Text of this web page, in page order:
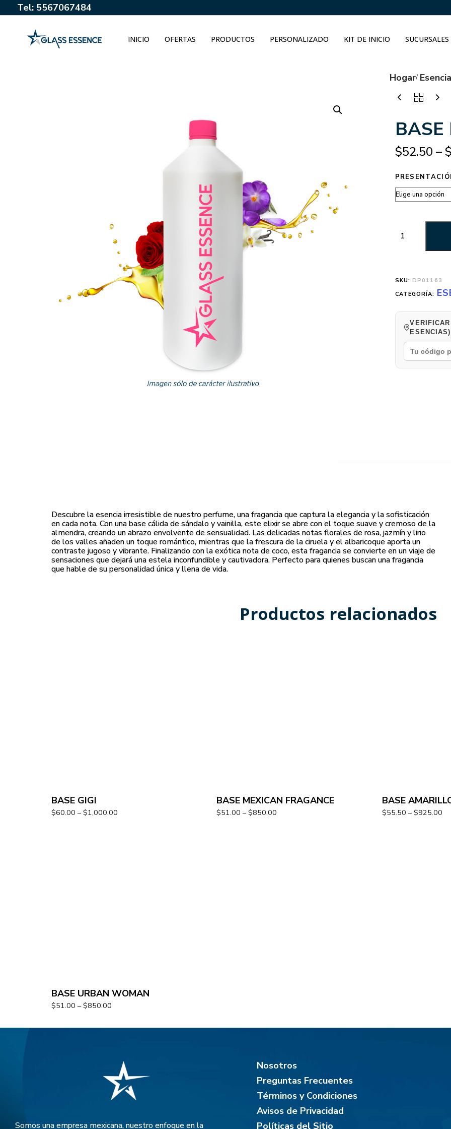
Tel: 5567067484
INICIO OFERTAS PRODUCTOS PERSONALIZADO KIT DE INICIO SUCURSALES
Hogar
BASE
$52.50 –
SKU: DP01163
CATEGORÍA:
ESENCIAS)
Descubre la esencia irresistible de nuestro perfume, una fragancia que captura la elegancia y la sofisticación
en cada nota. Con una base cálida de sándalo y vainilla, este elixir se abre con el toque suave y cremoso de la
almendra, creando un abrazo envolvente de sensualidad. Las delicadas notas florales de rosa, jazmín y lirio
de los valles añaden un toque romántico, mientras que la frescura de la ciruela y el albaricoque aporta un
contraste jugoso y vibrante. Finalizando con la exótica nota de coco, esta fragancia se convierte en un viaje de
sensaciones que dejará una estela inconfundible y cautivadora. Perfecto para quienes buscan una fragancia
que hable de su personalidad única y llena de vida.
Productos relacionados
BASE GIGI
$60.00 – $1,000.00
BASE MEXICAN FRAGANCE
$51.00 – $850.00
BASE
$55.50 – $925.00
BASE URBAN WOMAN
$51.00 – $850.00
Somos una empresa mexicana, nuestro enfoque en la
Nosotros
Preguntas Frecuentes
Términos y Condiciones
Avisos de Privacidad
Políticas del Sitio